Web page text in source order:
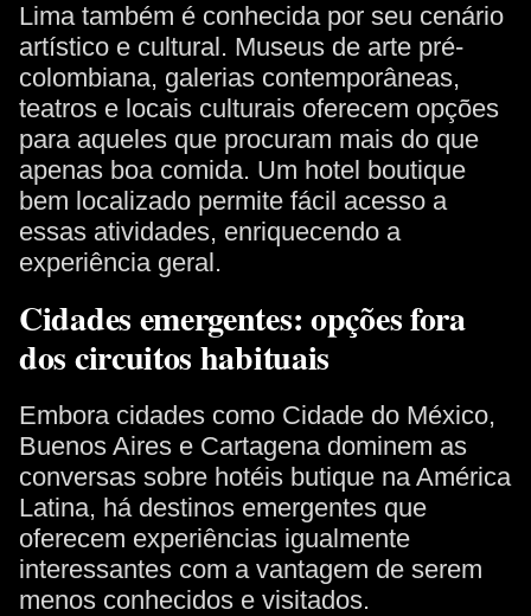
Lima também é conhecida por seu cenário
artístico e cultural. Museus de arte pré-
colombiana, galerias contemporâneas,
teatros e locais culturais oferecem opções
para aqueles que procuram mais do que
apenas boa comida. Um hotel boutique
bem localizado permite fácil acesso a
essas atividades, enriquecendo a
experiência geral.
Cidades emergentes: opções fora
dos circuitos habituais
Embora cidades como Cidade do México,
Buenos Aires e Cartagena dominem as
conversas sobre hotéis butique na América
Latina, há destinos emergentes que
oferecem experiências igualmente
interessantes com a vantagem de serem
menos conhecidos e visitados.